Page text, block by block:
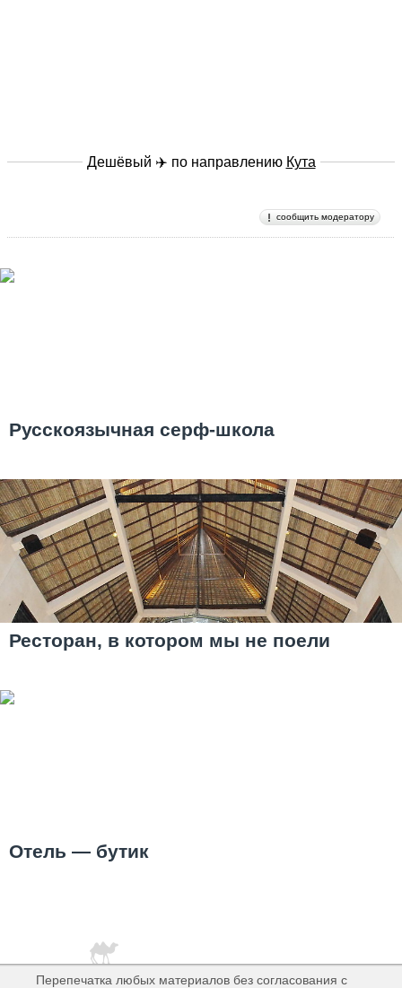
Дешёвый ✈️ по направлению Кута
сообщить модератору
Русскоязычная серф-школа
Ресторан, в котором мы не поели
Отель — бутик
Перепечатка любых материалов без согласования с